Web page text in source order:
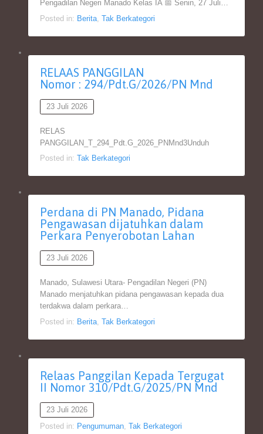
Pengadilan Negeri Manado Kelas IA 📅 Senin, 27 Juli…
Posted in: Berita, Tak Berkategori
RELAAS PANGGILAN
Nomor : 294/Pdt.G/2026/PN Mnd
23 Juli 2026
RELAS
PANGGILAN_T_294_Pdt.G_2026_PNMnd3Unduh
Posted in: Tak Berkategori
Perdana di PN Manado, Pidana
Pengawasan dijatuhkan dalam
Perkara Penyerobotan Lahan
23 Juli 2026
Manado, Sulawesi Utara- Pengadilan Negeri (PN)
Manado menjatuhkan pidana pengawasan kepada dua
terdakwa dalam perkara…
Posted in: Berita, Tak Berkategori
Relaas Panggilan Kepada Tergugat
II Nomor 310/Pdt.G/2025/PN Mnd
23 Juli 2026
Posted in: Pengumuman, Tak Berkategori